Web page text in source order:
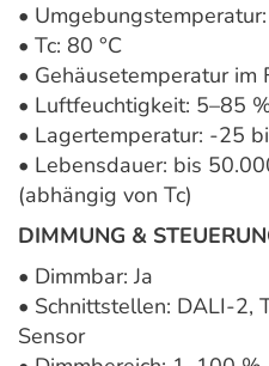
•
• Tc: 80 °C
• Gehäusetemperatur im
• Luftfeuchtigkeit: 5–85
• Lagertemperatur: -25
• Lebensdauer: bis
(abhängig von Tc)
DIMMUNG &
• Dimmbar: Ja
• Schnittstellen: DALI-2,
Sensor